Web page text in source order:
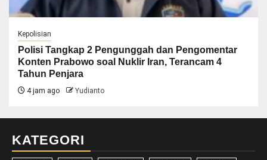
Kepolisian
Polisi Tangkap 2 Pengunggah dan Pengomentar
Konten Prabowo soal Nuklir Iran, Terancam 4
Tahun Penjara
4 jam ago Yudianto
KATEGORI